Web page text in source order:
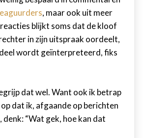
, maar ook uit meer
blijkt soms dat de kloof
in zijn uitspraak oordeelt,
wordt geïnterpreteerd, fiks
dat wel. Want ook ik betrap
op dat ik, afgaande op berichten
denk: “Wat gek, hoe kan dat